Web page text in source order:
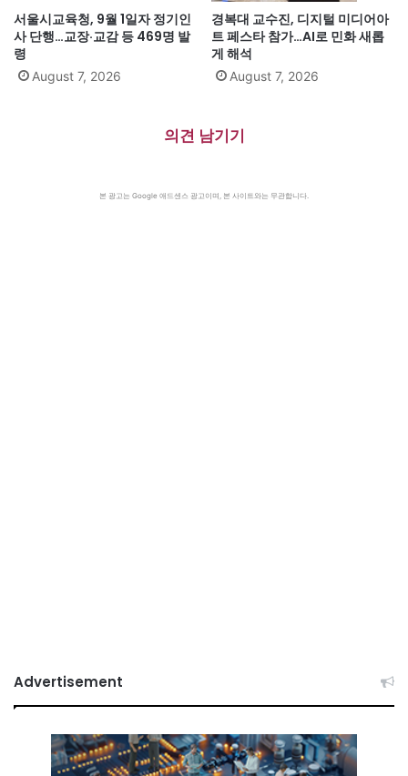
서울시교육청, 9월 1일자 정기인
사 단행…교장·교감 등 469명 발
령
August 7, 2026
경복대 교수진, 디지털 미디어아
트 페스타 참가…AI로 민화 새롭
게 해석
August 7, 2026
의견 남기기
본 광고는 Google 애드센스 광고이며, 본 사이트와는 무관합니다.
Advertisement